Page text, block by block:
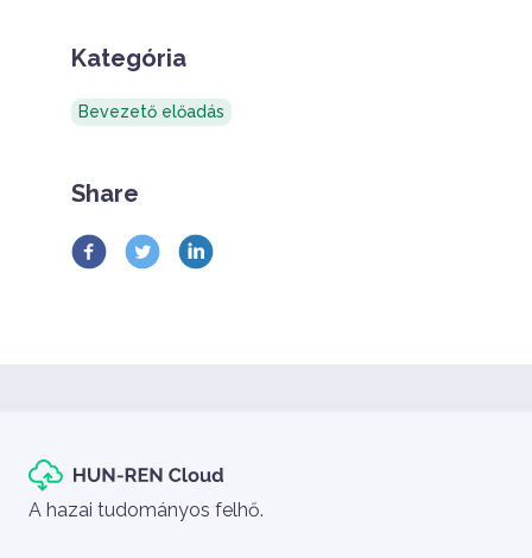
Kategória
Bevezető előadás
Share
Szlogen
A hazai tudományos felhő.